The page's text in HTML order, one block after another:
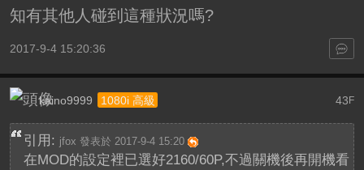
知有其他人碰到這種狀況嗎?
2017-9-4 15:20:36
43F
kaino9999 1080i 高級
引用: jfox 發表於 2017-9-4 15:20
在MOD的設定裡已選好2160/60P,不過關機後再開機看